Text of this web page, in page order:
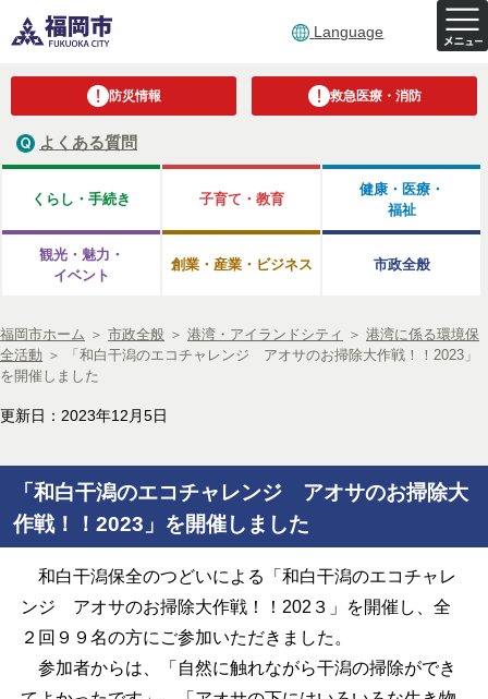
Language
防災情報 救急医療・消防
よくある質問
くらし・手続き 子育て・教育
健康・医療・
福祉
観光・魅力・
イベント
創業・産業・ビジネス 市政全般
福岡市ホーム ＞ 市政全般 ＞ 港湾・アイランドシティ ＞ 港湾に係る環境保
全活動 ＞
「和白干潟のエコチャレンジ アオサのお掃除大作戦！！2023」
を開催しました
更新日：2023年12月5日
「和白干潟のエコチャレンジ アオサのお掃除大
作戦！！2023」を開催しました
和白干潟保全のつどいによる「和白干潟のエコチャレ
ンジ アオサのお掃除大作戦！！202３」を開催し、全
２回９９名の方にご参加いただきました。
参加者からは、「自然に触れながら干潟の掃除ができ